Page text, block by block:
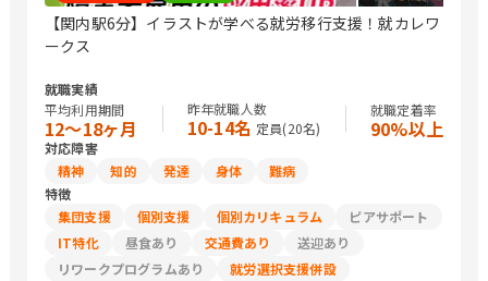
【関内駅6分】イラストが学べる就労移行支援！就カレワ
ークス
就職実績
平均利用期間
12〜18ヶ月
昨年就職人数
10-14名 定員(20名)
就職定着率
90%以上
対応障害
精神
知的 発達 身体
難病
特徴
集団支援
個別支援 個別カリキュラム
ピアサポート
IT特化
昼食あり 交通費あり
送迎あり
リワークプログラムあり
就労選択支援併設